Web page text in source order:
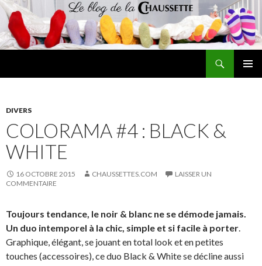
DIVERS
COLORAMA #4 : BLACK &
WHITE
16 OCTOBRE 2015 CHAUSSETTES.COM
LAISSER UN
COMMENTAIRE
Toujours tendance, le noir & blanc ne se démode jamais.
Un duo intemporel à la chic, simple et si facile à porter.
Graphique, élégant, se jouant en total look et en petites
touches (accessoires), ce duo Black & White se décline aussi